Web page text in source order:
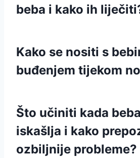
beba i kako ih
Kako se nositi s
buđenjem tijekom
Što učiniti kada
iskašlja i kako
ozbiljnije probleme?